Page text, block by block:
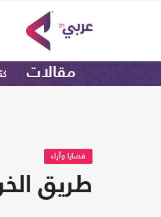
مقالات
قضايا وآراء
طريق